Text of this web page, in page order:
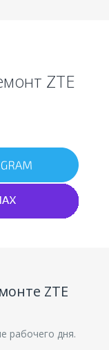
ZTE
ZTE
рабочего дня.